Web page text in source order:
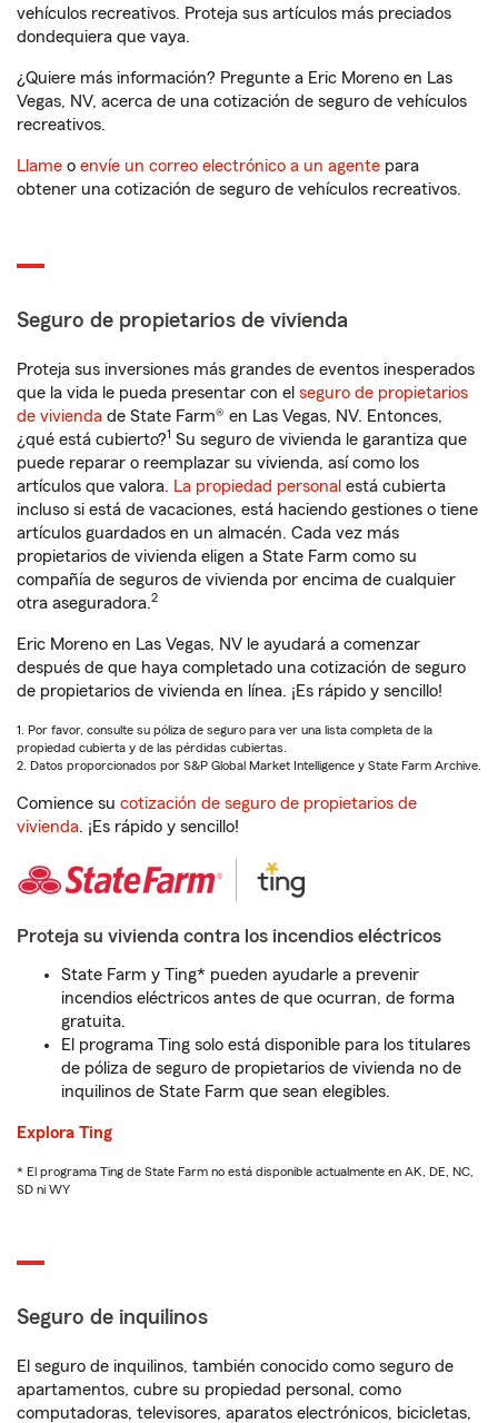
vehículos recreativos. Proteja sus artículos más preciados
dondequiera que vaya.
¿Quiere más información? Pregunte a Eric Moreno en Las
Vegas, NV, acerca de una cotización de seguro de vehículos
recreativos.
Llame o envíe un correo electrónico a un agente para
obtener una cotización de seguro de vehículos recreativos.
Seguro de propietarios de vivienda
Proteja sus inversiones más grandes de eventos inesperados
que la vida le pueda presentar con el seguro de propietarios
de vivienda de State Farm® en Las Vegas, NV. Entonces,
¿qué está cubierto?1 Su seguro de vivienda le garantiza que
puede reparar o reemplazar su vivienda, así como los
artículos que valora. La propiedad personal está cubierta
incluso si está de vacaciones, está haciendo gestiones o tiene
artículos guardados en un almacén. Cada vez más
propietarios de vivienda eligen a State Farm como su
compañía de seguros de vivienda por encima de cualquier
otra aseguradora.2
Eric Moreno en Las Vegas, NV le ayudará a comenzar
después de que haya completado una cotización de seguro
de propietarios de vivienda en línea. ¡Es rápido y sencillo!
1. Por favor, consulte su póliza de seguro para ver una lista completa de la
propiedad cubierta y de las pérdidas cubiertas.
2. Datos proporcionados por S&P Global Market Intelligence y State Farm Archive.
Comience su cotización de seguro de propietarios de
vivienda. ¡Es rápido y sencillo!
Proteja su vivienda contra los incendios eléctricos
State Farm y Ting* pueden ayudarle a prevenir
incendios eléctricos antes de que ocurran, de forma
gratuita.
El programa Ting solo está disponible para los titulares
de póliza de seguro de propietarios de vivienda no de
inquilinos de State Farm que sean elegibles.
Explora Ting
* El programa Ting de State Farm no está disponible actualmente en AK, DE, NC,
SD ni WY
Seguro de inquilinos
El seguro de inquilinos, también conocido como seguro de
apartamentos, cubre su propiedad personal, como
computadoras, televisores, aparatos electrónicos, bicicletas,